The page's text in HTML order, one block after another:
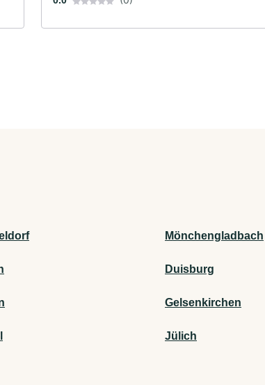
Mönchengladbach
Duisburg
Gelsenkirchen
Jülich